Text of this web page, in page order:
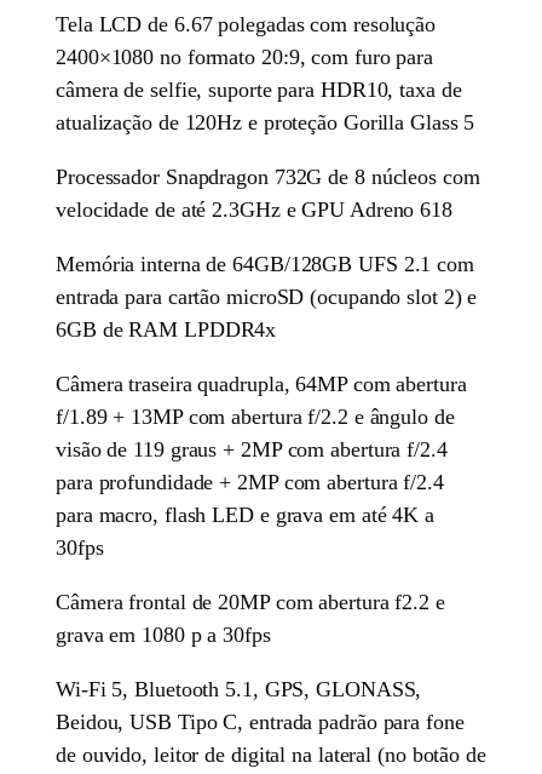
Tela LCD de 6.67 polegadas com resolução
2400×1080 no formato 20:9, com furo para
câmera de selfie, suporte para HDR10, taxa de
atualização de 120Hz e proteção Gorilla Glass 5
Processador Snapdragon 732G de 8 núcleos com
velocidade de até 2.3GHz e GPU Adreno 618
Memória interna de 64GB/128GB UFS 2.1 com
entrada para cartão microSD (ocupando slot 2) e
6GB de RAM LPDDR4x
Câmera traseira quadrupla, 64MP com abertura
f/1.89 + 13MP com abertura f/2.2 e ângulo de
visão de 119 graus + 2MP com abertura f/2.4
para profundidade + 2MP com abertura f/2.4
para macro, flash LED e grava em até 4K a
30fps
Câmera frontal de 20MP com abertura f2.2 e
grava em 1080 p a 30fps
Wi-Fi 5, Bluetooth 5.1, GPS, GLONASS,
Beidou, USB Tipo C, entrada padrão para fone
de ouvido, leitor de digital na lateral (no botão de